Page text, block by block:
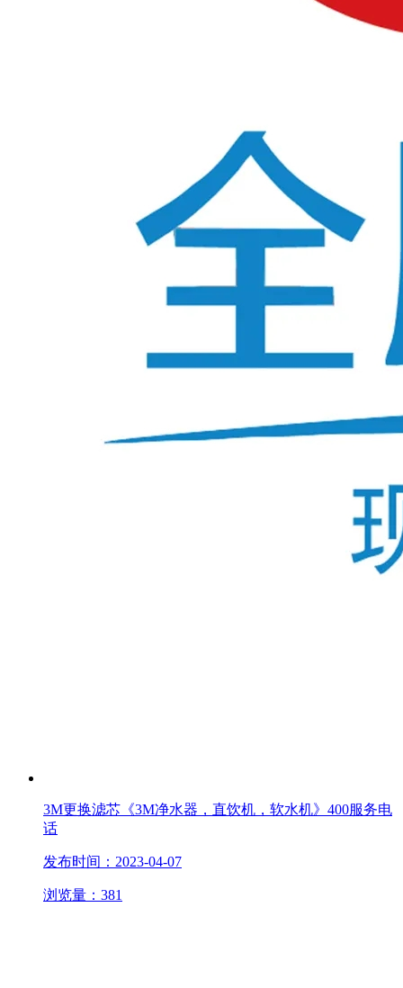
3M更换滤芯《3M净水器，直饮机，软水机》400服务电
话
发布时间：2023-04-07
浏览量：381